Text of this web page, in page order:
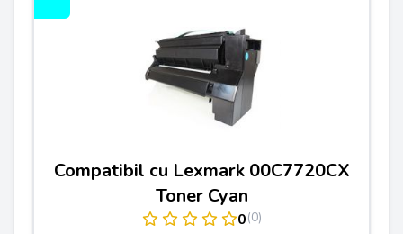
Compatibil cu Lexmark 00C7720CX
Toner Cyan
0(0)